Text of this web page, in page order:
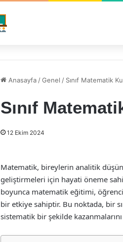
Anasayfa /Genel / Sınıf Matematik
Sınıf
12 Ekim 2024
Matematik, bireylerin analitik
geliştirmeleri için hayati öneme
boyunca matematik eğitimi,
bir etkiye sahiptir. Bu noktada, bir
sistematik bir şekilde